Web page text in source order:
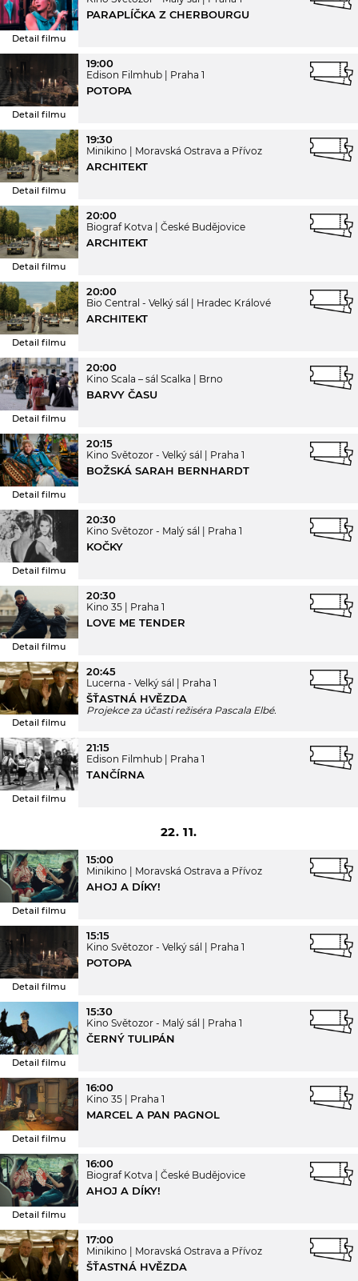
Detail filmu
PARAPLÍČKA Z CHERBOURGU
Detail filmu
19:00
Edison Filmhub Praha 1
POTOPA
Detail filmu
19:30
Minikino Moravská Ostrava a Přívoz
ARCHITEKT
Detail filmu
20:00
Biograf Kotva České Budějovice
ARCHITEKT
Detail filmu
20:00
Bio Central - Velký sál Hradec Králové
ARCHITEKT
Detail filmu
20:00
Kino Scala – sál Scalka Brno
BARVY ČASU
Detail filmu
20:15
Kino Světozor - Velký sál Praha 1
BOŽSKÁ SARAH BERNHARDT
Detail filmu
20:30
Kino Světozor - Malý sál Praha 1
KOČKY
Detail filmu
20:30
Kino 35 Praha 1
LOVE ME TENDER
Detail filmu
20:45
Lucerna - Velký sál Praha 1
ŠŤASTNÁ HVĚZDA
Projekce za účasti režiséra Pascala Elbé.
Detail filmu
21:15
Edison Filmhub Praha 1
TANČÍRNA
22. 11.
Detail filmu
15:00
Minikino Moravská Ostrava a Přívoz
AHOJ A DÍKY!
Detail filmu
15:15
Kino Světozor - Velký sál Praha 1
POTOPA
Detail filmu
15:30
Kino Světozor - Malý sál Praha 1
ČERNÝ TULIPÁN
Detail filmu
16:00
Kino 35 Praha 1
MARCEL A PAN PAGNOL
Detail filmu
16:00
Biograf Kotva České Budějovice
AHOJ A DÍKY!
17:00
Minikino Moravská Ostrava a Přívoz
ŠŤASTNÁ HVĚZDA